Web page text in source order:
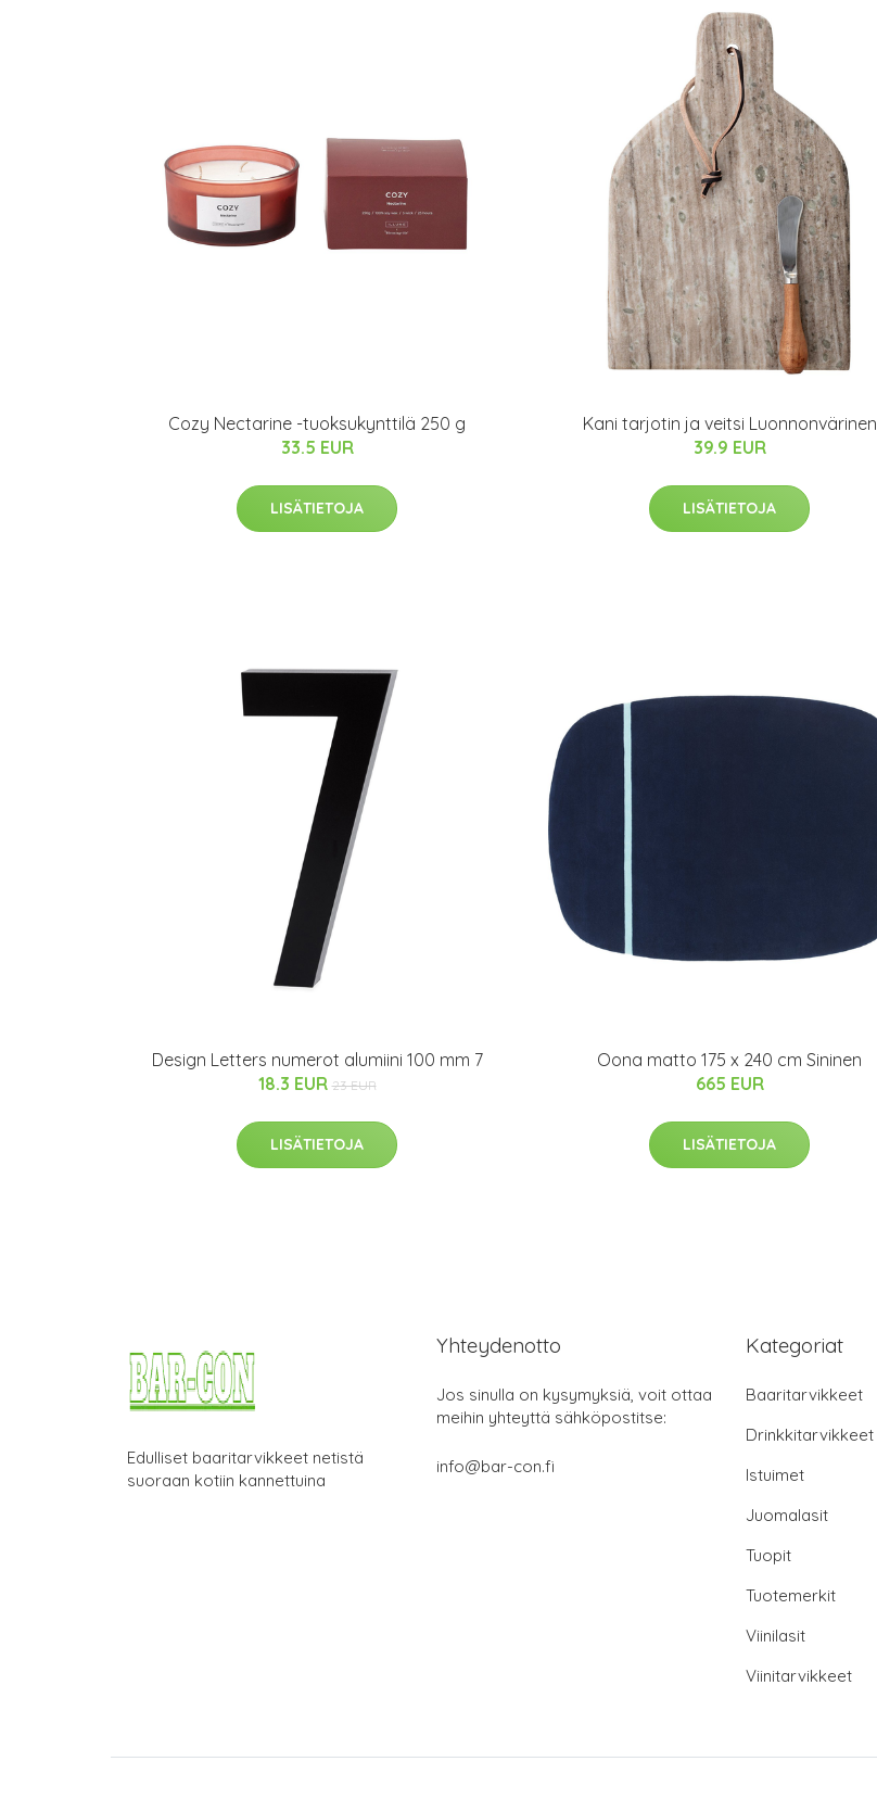
Cozy Nectarine -tuoksukynttilä 250 g
33.5 EUR
LISÄTIETOJA
Kani tarjotin ja veitsi Luonnonvärinen
39.9 EUR
LISÄTIETOJA
Design Letters numerot alumiini 100 mm 7
18.3 EUR 23 EUR
LISÄTIETOJA
Oona matto 175 x 240 cm Sininen
665 EUR
LISÄTIETOJA
Edulliset baaritarvikkeet netistä
suoraan kotiin kannettuina
Yhteydenotto
Jos sinulla on kysymyksiä, voit ottaa
meihin yhteyttä sähköpostitse:
info@bar-con.fi
Kategoriat
Baaritarvikkeet
Drinkkitarvikkeet
Istuimet
Juomalasit
Tuopit
Tuotemerkit
Viinilasit
Viinitarvikkeet